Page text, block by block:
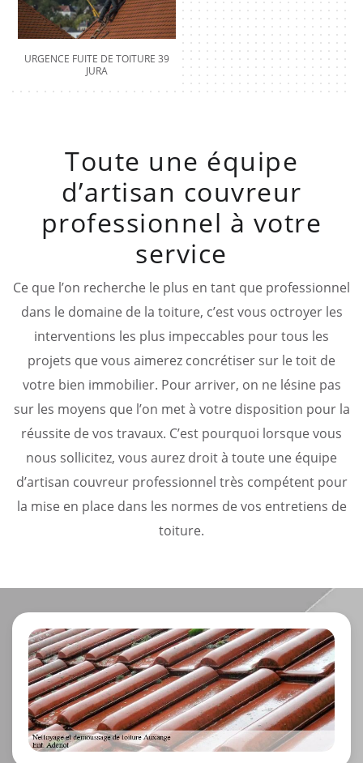
URGENCE FUITE DE TOITURE 39
JURA
Toute une équipe
d’artisan couvreur
professionnel à votre
service
Ce que l’on recherche le plus en tant que professionnel
dans le domaine de la toiture, c’est vous octroyer les
interventions les plus impeccables pour tous les
projets que vous aimerez concrétiser sur le toit de
votre bien immobilier. Pour arriver, on ne lésine pas
sur les moyens que l’on met à votre disposition pour la
réussite de vos travaux. C’est pourquoi lorsque vous
nous sollicitez, vous aurez droit à toute une équipe
d’artisan couvreur professionnel très compétent pour
la mise en place dans les normes de vos entretiens de
toiture.